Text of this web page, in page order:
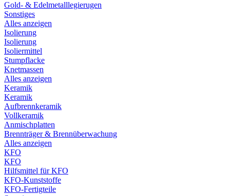
Gold- & Edelmetalllegierugen
Sonstiges
Alles anzeigen
Isolierung
Isolierung
Isoliermittel
Stumpflacke
Knetmassen
Alles anzeigen
Keramik
Keramik
Aufbrennkeramik
Vollkeramik
Anmischplatten
Brennträger & Brennüberwachung
Alles anzeigen
KFO
KFO
Hilfsmittel für KFO
KFO-Kunststoffe
KFO-Fertigteile